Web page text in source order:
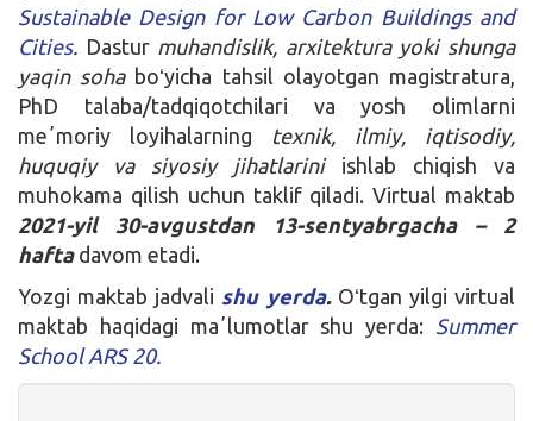
Sustainable Design for Low Carbon Buildings and
Cities. Dastur muhandislik, arxitektura yoki shunga
yaqin sohaboʻyicha tahsil olayotgan magistratura,
PhD talaba/tadqiqotchilari va yosh olimlarni
meʼmoriy loyihalarning texnik, ilmiy, iqtisodiy,
huquqiy va siyosiy jihatlariniishlab chiqish va
muhokama qilish uchun taklif qiladi. Virtual maktab
2021-yil 30-avgustdan 13-sentyabrgacha – 2
haftadavom etadi.
Yozgi maktab jadvali shu yerda. Oʻtgan yilgi virtual
maktab haqidagi maʼlumotlar shu yerda:
Summer
School ARS 20.